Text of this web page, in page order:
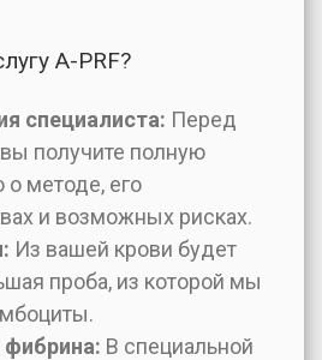
А-РRF?
специалиста: Перед
получите полную
методе, его
и возможных рисках.
Из вашей крови будет
проба, из которой мы
В специальной